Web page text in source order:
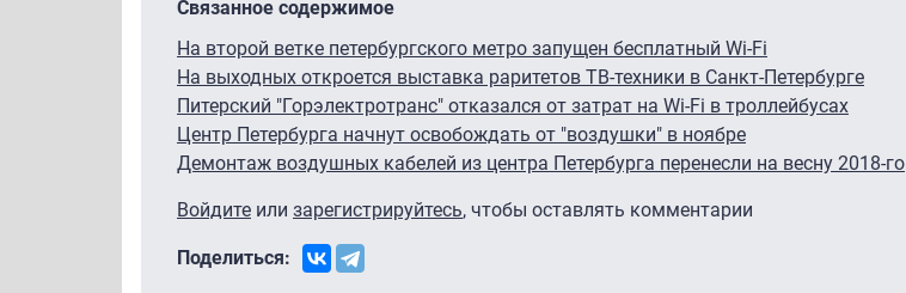
Связанное содержимое
На второй ветке петербургского метро запущен бесплатный Wi-Fi
На выходных откроется выставка раритетов ТВ-техники в Санкт-Петербурге
Питерский "Горэлектротранс" отказался от затрат на Wi-Fi в троллейбусах
Центр Петербурга начнут освобождать от "воздушки" в ноябре
Демонтаж воздушных кабелей из центра Петербурга перенесли на весну 2018-го
Войдите или зарегистрируйтесь, чтобы оставлять комментарии
Поделиться: